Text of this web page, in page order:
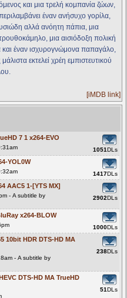
και μια τρελή κομπανία ζώων,
έναν ανήσυχο γορίλα,
αλλά ανόητη πάπια, μια
μια αισιόδοξη πολική
έναν ισχυρογνώμονα παπαγάλο,
εκτελεί χρέη εμπιστευτικού
[iMDB link]
7 1 x264-EVO
1051DLs
YOL0W
1417DLs
AAC5 1-[YTS MX]
- A subtitle by
2902DLs
x264-BLOW
1000DLs
10bit HDR DTS-HD MA
- A subtitle by
238DLs
DTS-HD MA TrueHD
51DLs